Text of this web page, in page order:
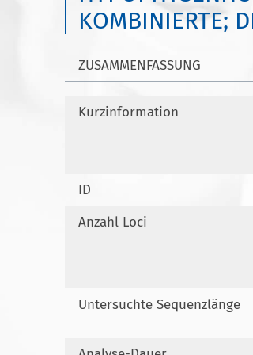
KOMBINIERTE;
ZUSAMMENFASSUNG
Kurzinformation
ID
Anzahl Loci
Untersuchte Sequenzlänge